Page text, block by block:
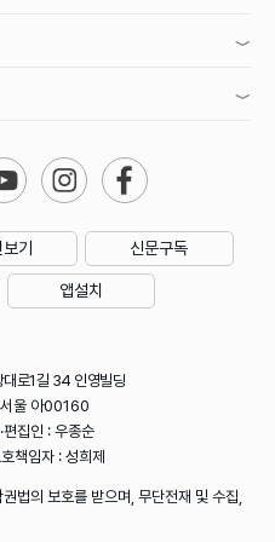
기 신문구독
앱설치
대로1길 34 인영빌딩
울 아00160
집인 : 우종순
책임자 : 성희제
법의 보호를 받으며, 무단전재 및 수집,